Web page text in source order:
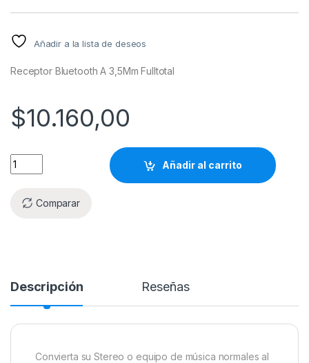
Añadir a la lista de deseos
Receptor Bluetooth A 3,5Mm Fulltotal
$10.160,00
Añadir al carrito
Comparar
Descripción Reseñas
Convierta su Stereo o equipo de música normales al